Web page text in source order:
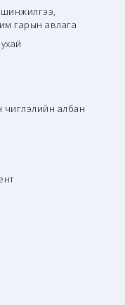
шинжилгээ,
гарын авлага
чиглэлийн албан